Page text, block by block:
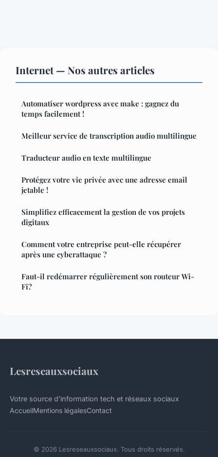
Internet — Nos autres articles
Automatiser wordpress avec make : gagnez du
temps facilement !
Meilleur service de transcription audio multilingue
Traducteur audio en texte multilingue
Protégez votre vie privée avec une adresse email
jetable !
Simplifiez efficacement la gestion de vos projets
digitaux
Comment votre entreprise peut-elle récupérer
après une cyberattaque ?
Faut-il redémarrer régulièrement son routeur Wi-
Fi?
Lesreseauxsociaux
Votre source d'information tech et réseaux sociaux
AccueilMentions légalesContact
© 2026 Lesreseauxsociaux. Tous droits réservés.